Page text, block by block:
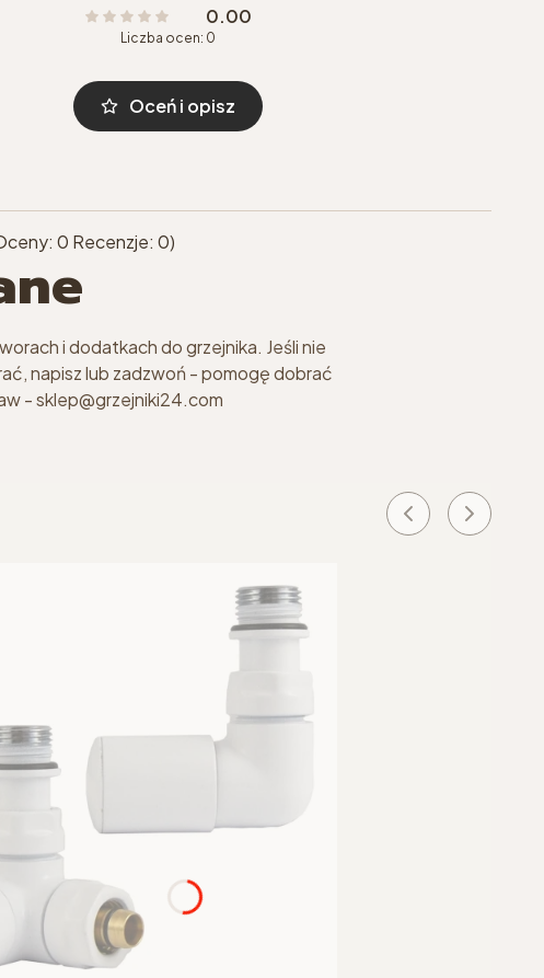
0.00
Liczba ocen: 0
Oceń i opisz
0 Recenzje: 0)
i dodatkach do grzejnika. Jeśli nie
napisz lub zadzwoń - pomogę dobrać
- sklep@grzejniki24.com